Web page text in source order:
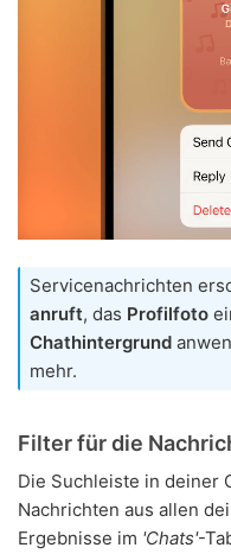
Servicenachrichten
anruft, das Profilfoto
Chathintergrund
mehr.
Filter für die
Die Suchleiste in deiner
Nachrichten aus allen
Ergebnisse im 'Chats'-